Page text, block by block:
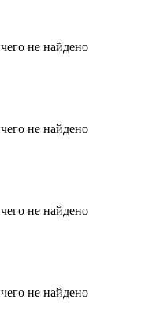
не найдено
не найдено
не найдено
не найдено